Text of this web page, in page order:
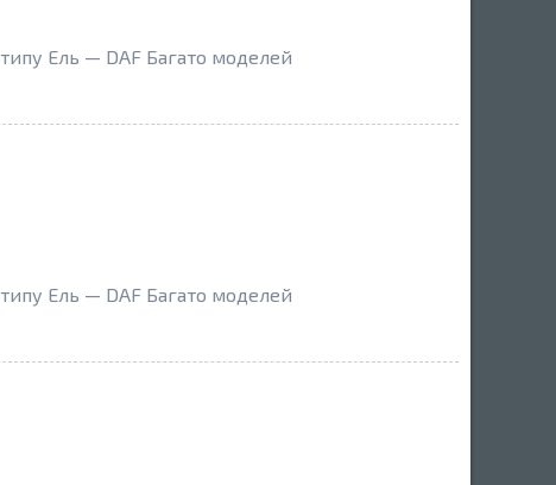
Ель — DAF Багато моделей
Ель — DAF Багато моделей